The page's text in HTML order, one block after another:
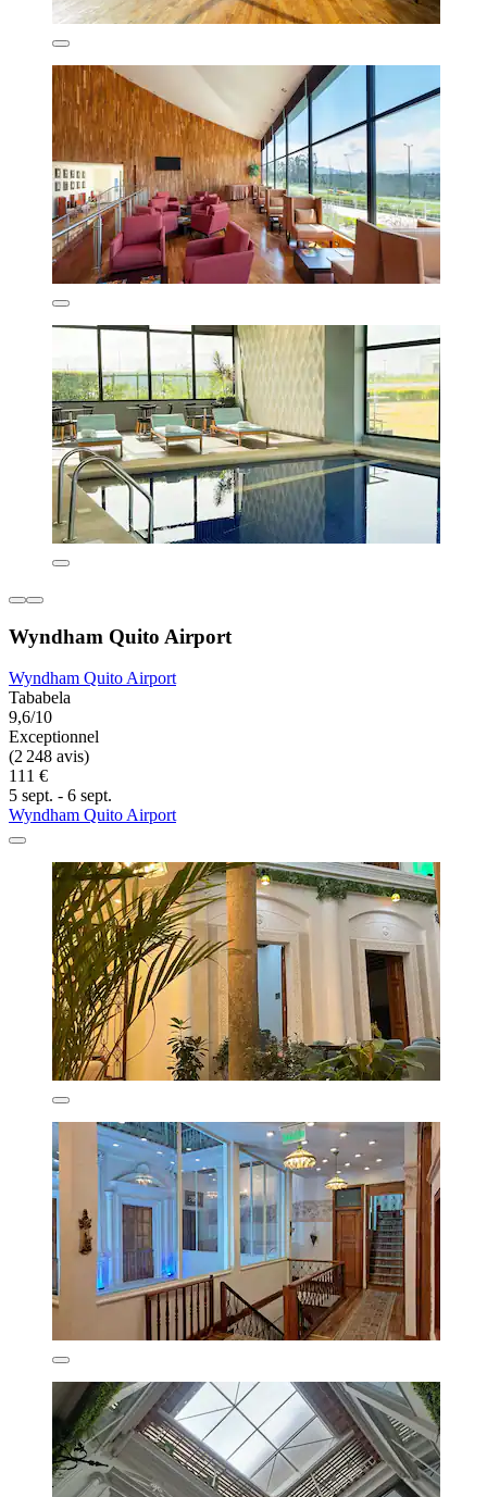
Wyndham Quito Airport
Wyndham Quito Airport
Tababela
9,6/10
Exceptionnel
(2 248 avis)
111 €
5 sept. - 6 sept.
Wyndham Quito Airport